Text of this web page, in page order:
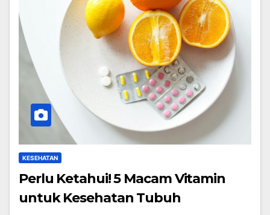
KESEHATAN
Perlu Ketahui! 5 Macam Vitamin
untuk Kesehatan Tubuh